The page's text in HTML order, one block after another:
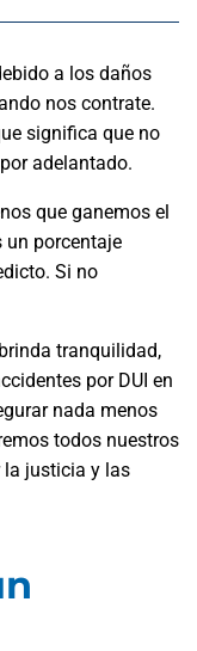
a los daños
nos contrate.
significa que no
adelantado.
que ganemos el
un porcentaje
Si no
tranquilidad,
por DUI en
nada menos
todos nuestros
la justicia y las